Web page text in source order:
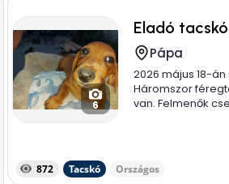
6
Eladó tacskó
Pápa
2026 május 18-
Háromszor
van. Felmenők
872 Tacskó Országos